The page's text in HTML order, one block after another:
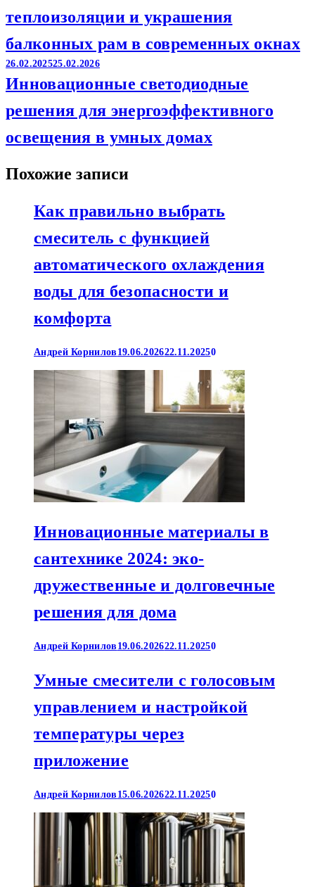
теплоизоляции и украшения
балконных рам в современных окнах
26.02.202525.02.2026
Инновационные светодиодные
решения для энергоэффективного
освещения в умных домах
Похожие записи
Как правильно выбрать
смеситель с функцией
автоматического охлаждения
воды для безопасности и
комфорта
Андрей Корнилов 19.06.202622.11.20250
Инновационные материалы в
сантехнике 2024: эко-
дружественные и долговечные
решения для дома
Андрей Корнилов 19.06.202622.11.20250
Умные смесители с голосовым
управлением и настройкой
температуры через
приложение
Андрей Корнилов 15.06.202622.11.20250